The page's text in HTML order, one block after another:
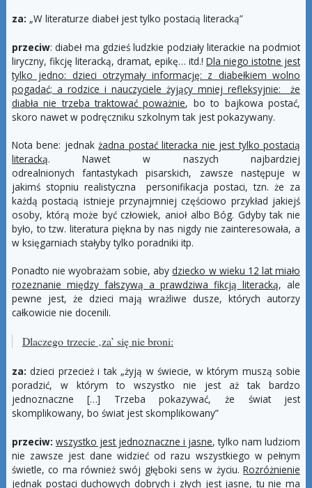
za: „W literaturze diabeł jest tylko postacią literacką”
przeciw: diabeł ma gdzieś ludzkie podziały literackie na podmiot
liryczny, fikcję literacką, dramat, epikę… itd.!Dla niego istotne jest
tylko jedno: dzieci otrzymały informację: z diabełkiem wolno
pogadać; a rodzice i nauczyciele żyjący mniej refleksyjnie: że
diabła nie trzeba traktować poważnie, bo to bajkowa postać,
skoro nawet w podręczniku szkolnym tak jest pokazywany.
Nota bene: jednakżadna postać literacka nie jest tylko postacią
literacką. Nawet w naszych najbardziej
odrealnionych fantastykach pisarskich, zawsze następuje w
jakimś stopniu realistyczna personifikacja postaci, tzn. że za
każdą postacią istnieje przynajmniej częściowo przykład jakiejś
osoby, którą może być człowiek, anioł albo Bóg. Gdyby tak nie
było, to tzw. literatura piękna by nas nigdy nie zainteresowała, a
w księgarniach stałyby tylko poradniki itp.
Ponadto nie wyobrażam sobie, aby dziecko w wieku 12 lat miało
rozeznanie między fałszywą a prawdziwa fikcją literacką, ale
pewne jest, że dzieci mają wrażliwe dusze, których autorzy
całkowicie nie docenili.
Dlaczego trzecie ‚za’ się nie broni:
za: dzieci przecież i tak „żyją w świecie, w którym muszą sobie
poradzić, w którym to wszystko nie jest aż tak bardzo
jednoznaczne […] Trzeba pokazywać, że świat jest
skomplikowany, bo świat jest skomplikowany”
przeciw: wszystko jest jednoznaczne i jasne, tylko nam ludziom
nie zawsze jest dane widzieć od razu wszystkiego w pełnym
świetle, co ma również swój głęboki sens w życiu.Rozróżnienie
jednak postaci duchowych dobrych i złych jest jasne, tu nie ma